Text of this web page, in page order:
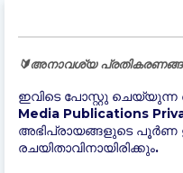
🔰അനാവശ്യ
ഇവിടെ പോസ്റ്റു ചെയ്യുന്ന
Media Publications
അഭിപ്രായങ്ങളുടെ പൂർണ
രചയിതാവിനായിരിക്കും.